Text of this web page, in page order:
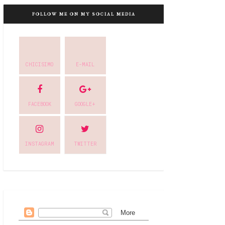
FOLLOW ME ON MY SOCIAL MEDIA
CHICISIMO E-MAIL
FACEBOOK GOOGLE+
INSTAGRAM TWITTER